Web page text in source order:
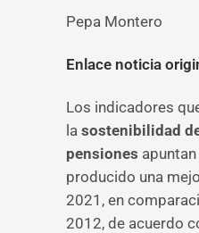
Pepa Montero
Enlace noticia
Los indicadores
la sostenibilidad
pensiones
producido una
2021, en
2012, de acuerdo